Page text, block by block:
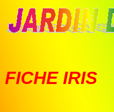
FICHE IRIS